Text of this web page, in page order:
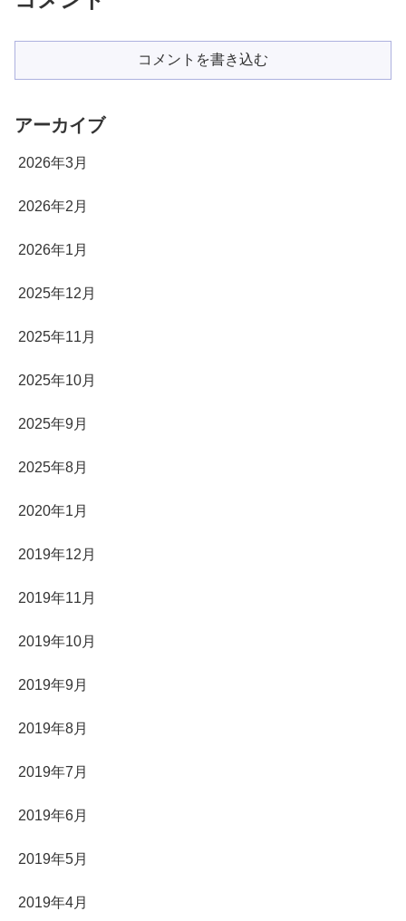
コメントを書き込む
アーカイブ
2026年3月
2026年2月
2026年1月
2025年12月
2025年11月
2025年10月
2025年9月
2025年8月
2020年1月
2019年12月
2019年11月
2019年10月
2019年9月
2019年8月
2019年7月
2019年6月
2019年5月
2019年4月